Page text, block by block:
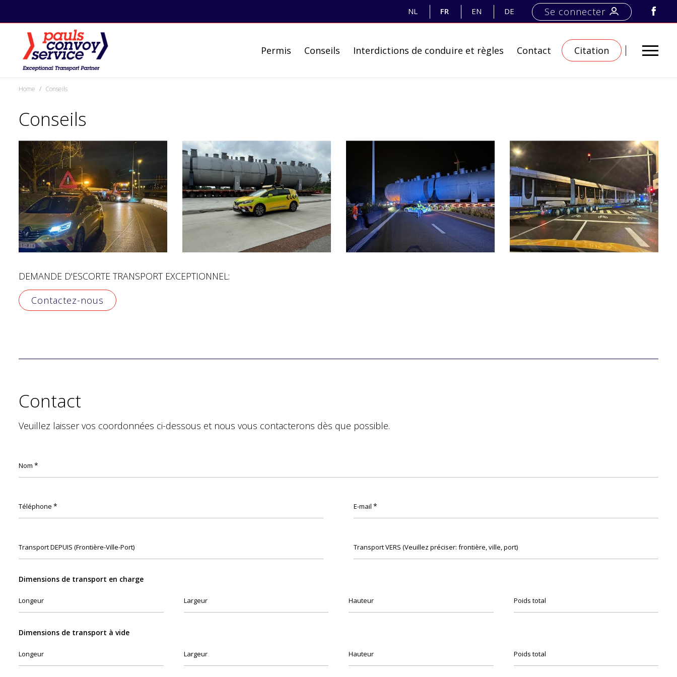
NL FR EN DE Se connecter
Permis Conseils Interdictions de conduire et règles Contact Citation
Home Conseils
Conseils
DEMANDE D'ESCORTE TRANSPORT EXCEPTIONNEL:
Contactez-nous
Contact
Veuillez laisser vos coordonnées ci-dessous et nous vous contacterons dès que possible.
Nom *
Téléphone * E-mail *
Transport DEPUIS (Frontière-Ville-Port) Transport VERS (Veuillez préciser: frontière, ville, port)
Dimensions de transport en charge
Longeur Largeur Hauteur Poids total
Dimensions de transport à vide
Longeur Largeur Hauteur Poids total